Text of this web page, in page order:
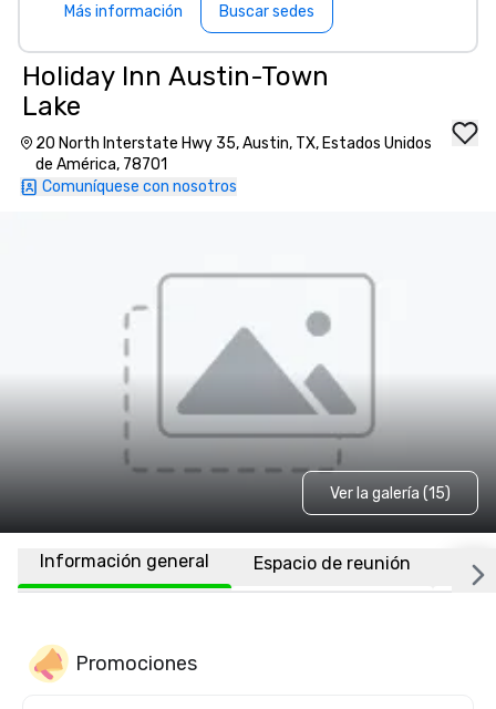
Más información Buscar sedes
Holiday Inn Austin-Town
Lake
20 North Interstate Hwy 35, Austin, TX, Estados Unidos
de América, 78701
Comuníquese con nosotros
Ver la galería (15)
Información general Espacio de reunión
Promociones